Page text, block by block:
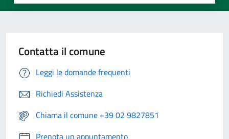
Contatta il comune
Leggi le domande frequenti
Richiedi Assistenza
Chiama il comune +39 02 9827851